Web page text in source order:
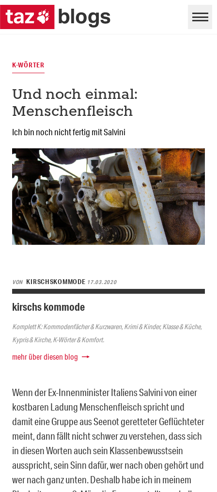
K-WÖRTER
Und noch einmal:
Menschenfleisch
Ich bin noch nicht fertig mit Salvini
VON KIRSCHSKOMMODE 17.03.2020
kirschs kommode
Komplett K: Kommodenfächer & Kurzwaren, Krimi & Kinder, Klasse & Küche,
Kypris & Kirche, K-Wörter & Komfort.
mehr über diesen blog
Wenn der Ex-Innenminister Italiens Salvini von einer
kostbaren Ladung Menschenfleisch spricht und
damit eine Gruppe aus Seenot geretteter Geflüchteter
meint, dann fällt nicht schwer zu verstehen, dass sich
in diesen Worten auch sein Klassenbewusstsein
ausspricht, sein Sinn dafür, wer nach oben gehört und
wer nach ganz unten. Deshalb habe ich in meinem